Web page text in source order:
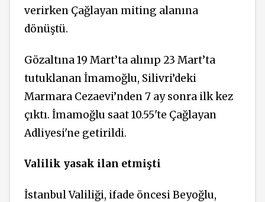
verirken Çağlayan miting alanına
dönüştü.
Gözaltına 19 Mart’ta alınıp 23 Mart’ta
tutuklanan İmamoğlu, Silivri’deki
Marmara Cezaevi’nden 7 ay sonra ilk kez
çıktı. İmamoğlu saat 10.55'te Çağlayan
Adliyesi'ne getirildi.
Valilik yasak ilan etmişti
İstanbul Valiliği, ifade öncesi Beyoğlu,